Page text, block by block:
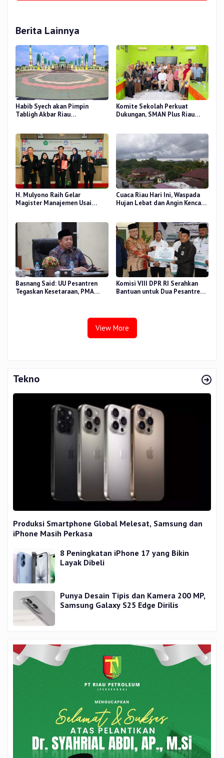
Berita Lainnya
Habib Syech akan Pimpin
Tabligh Akbar Riau
Komite Sekolah Perkuat
Dukungan, SMAN Plus Riau
H. Mulyono Raih Gelar
Magister Manajemen Usai
Cuaca Riau Hari Ini, Waspada
Hujan Lebat dan Angin Kencang
Basnang Said: UU Pesantren
Tegaskan Kesetaraan, PMA
Komisi VIII DPR RI Serahkan
Bantuan untuk Dua Pesantren
View More
Tekno
Produksi Smartphone Global Melesat, Samsung dan
iPhone Masih Perkasa
8 Peningkatan iPhone 17 yang Bikin
Layak Dibeli
Punya Desain Tipis dan Kamera 200 MP,
Samsung Galaxy S25 Edge Dirilis